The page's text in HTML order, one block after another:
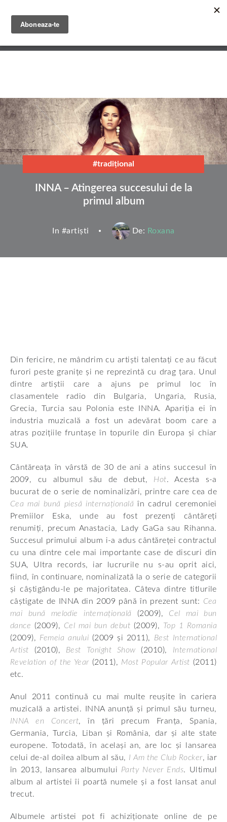
conţinutul
principal
#tradiţional
INNA – Atingerea succesului de la
primul album
In #artiști De: Roxana
Din fericire, ne mândrim cu artiști talentați ce au făcut
furori peste granițe și ne reprezintă cu drag țara. Unul
dintre artiștii care a ajuns pe primul loc în
clasamentele radio din Bulgaria, Ungaria, Rusia,
Grecia, Turcia sau Polonia este INNA. Apariția ei în
industria muzicală a fost un adevărat boom care a
atras pozițiile fruntașe în topurile din Europa și chiar
SUA.
Cântăreața în vârstă de 30 de ani a atins succesul în
2009, cu albumul său de debut, Hot. Acesta s-a
bucurat de o serie de nominalizări, printre care cea de
Cea mai bună piesă internațională în cadrul ceremoniei
Premiilor Eska, unde au fost prezenți cântăreți
renumiți, precum Anastacia, Lady GaGa sau Rihanna.
Succesul primului album i-a adus cântăreței contractul
cu una dintre cele mai importante case de discuri din
SUA, Ultra records, iar lucrurile nu s-au oprit aici,
fiind, în continuare, nominalizată la o serie de categorii
și câștigându-le pe majoritatea. Câteva dintre titlurile
câștigate de INNA din 2009 până în prezent sunt: Cea
mai bună melodie internațională (2009), Cel mai bun
dance (2009), Cel mai bun debut (2009), Top 1 Romania
(2009), Femeia anului (2009 și 2011), Best International
Artist (2010), Best Tonight Show (2010), International
Revelation of the Year(2011), Most Popular Artist (2011)
etc.
Anul 2011 continuă cu mai multe reușite în cariera
muzicală a artistei. INNA anunță și primul său turneu,
INNA en Concert, în țări precum Franța, Spania,
Germania, Turcia, Liban și România, dar și alte state
europene. Totodată, în același an, are loc și lansarea
celui de-al doilea album al său, I Am the Club Rocker, iar
în 2013, lansarea albumului Party Never Ends. Ultimul
album al artistei îi poartă numele și a fost lansat anul
trecut.
Albumele artistei pot fi achiziționate online de pe